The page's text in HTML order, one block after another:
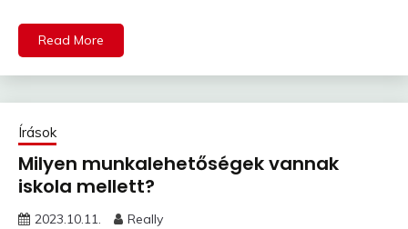
Read More
Írások
Milyen munkalehetőségek vannak
iskola mellett?
2023.10.11. Really